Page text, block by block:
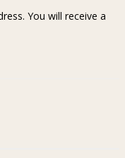
You will receive a